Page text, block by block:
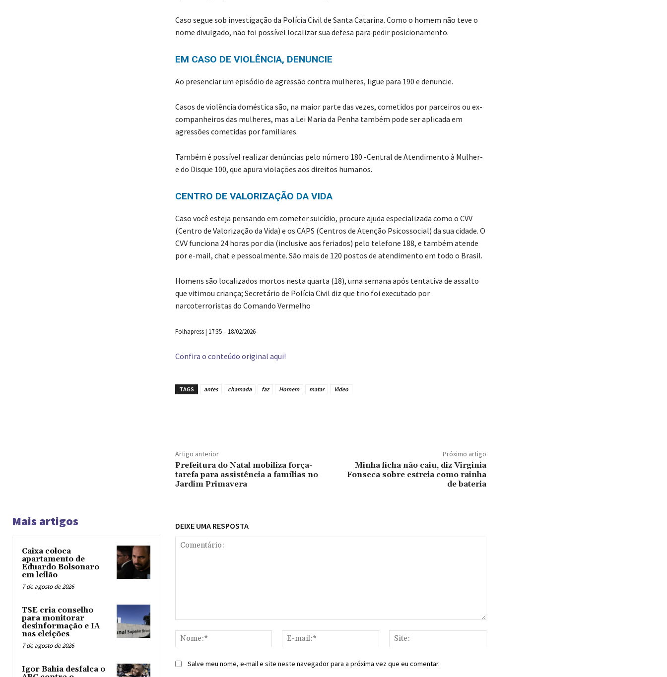
Caso segue sob investigação da Polícia Civil de Santa Catarina. Como o homem não teve o
nome divulgado, não foi possível localizar sua defesa para pedir posicionamento.
EM CASO DE VIOLÊNCIA, DENUNCIE
Ao presenciar um episódio de agressão contra mulheres, ligue para 190 e denuncie.
Casos de violência doméstica são, na maior parte das vezes, cometidos por parceiros ou ex-
companheiros das mulheres, mas a Lei Maria da Penha também pode ser aplicada em
agressões cometidas por familiares.
Também é possível realizar denúncias pelo número 180 -Central de Atendimento à Mulher-
e do Disque 100, que apura violações aos direitos humanos.
CENTRO DE VALORIZAÇÃO DA VIDA
Caso você esteja pensando em cometer suicídio, procure ajuda especializada como o CVV
(Centro de Valorização da Vida) e os CAPS (Centros de Atenção Psicossocial) da sua cidade. O
CVV funciona 24 horas por dia (inclusive aos feriados) pelo telefone 188, e também atende
por e-mail, chat e pessoalmente. São mais de 120 postos de atendimento em todo o Brasil.
Homens são localizados mortos nesta quarta (18), uma semana após tentativa de assalto
que vitimou criança; Secretário de Polícia Civil diz que trio foi executado por
narcoterroristas do Comando Vermelho
Folhapress | 17:35 – 18/02/2026
Confira o conteúdo original aqui!
TAGS antes chamada faz Homem matar Video
Artigo anterior
Prefeitura do Natal mobiliza força-
tarefa para assistência a famílias no
Jardim Primavera
Próximo artigo
Minha ficha não caiu, diz Virginia
Fonseca sobre estreia como rainha
de bateria
Mais artigos
Caixa coloca
apartamento de
Eduardo Bolsonaro
em leilão
7 de agosto de 2026
TSE cria conselho
para monitorar
desinformação e IA
nas eleições
7 de agosto de 2026
Igor Bahia desfalca o
DEIXE UMA RESPOSTA
Nome:*
mail:*
Salve meu nome, e-mail e site neste navegador para a próxima vez que eu comentar.